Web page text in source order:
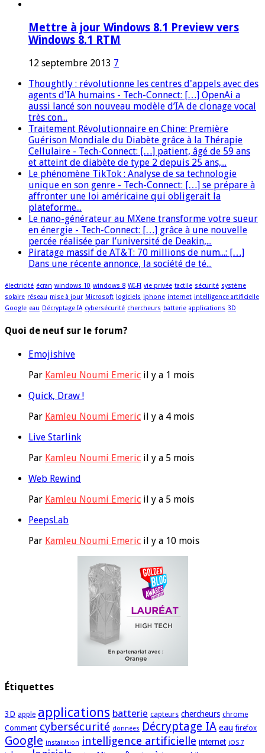
Mettre à jour Windows 8.1 Preview vers
Windows 8.1 RTM
12 septembre 2013 7
Thoughtly : révolutionne les centres d'appels avec des
agents d'IA humains - Tech-Connect: […] OpenAi a
aussi lancé son nouveau modèle d’IA de clonage vocal
très con...
Traitement Révolutionnaire en Chine: Première
Guérison Mondiale du Diabète grâce à la Thérapie
Cellulaire - Tech-Connect: […] patient, âgé de 59 ans
et atteint de diabète de type 2 depuis 25 ans,...
Le phénomène TikTok : Analyse de sa technologie
unique en son genre - Tech-Connect: […] se prépare à
affronter une loi américaine qui obligerait la
plateforme...
Le nano-générateur au MXene transforme votre sueur
en énergie - Tech-Connect: […] grâce à une nouvelle
percée réalisée par l’université de Deakin,...
Piratage massif de AT&T: 70 millions de num...: […]
Dans une récente annonce, la société de té...
électricité écran windows 10 windows 8 WI-FI vie privée tactile sécurité système
solaire réseau mise à jour Microsoft logiciels iphone internet intelligence artificielle
Google eau Décryptage IA cybersécurité chercheurs batterie applications 3D
Quoi de neuf sur le forum?
Emojishive
Par Kamleu Noumi Emeric il y a 1 mois
Quick, Draw !
Par Kamleu Noumi Emeric il y a 4 mois
Live Starlink
Par Kamleu Noumi Emeric il y a 5 mois
Web Rewind
Par Kamleu Noumi Emeric il y a 5 mois
PeepsLab
Par Kamleu Noumi Emeric il y a 10 mois
Étiquettes
3D apple applications batterie capteurs chercheurs chrome
Comment cybersécurité données Décryptage IA eau firefox
Google installation intelligence artificielle internet iOS 7